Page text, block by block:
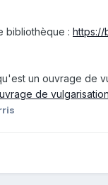
bibliothèque : https://
un ouvrage de
de